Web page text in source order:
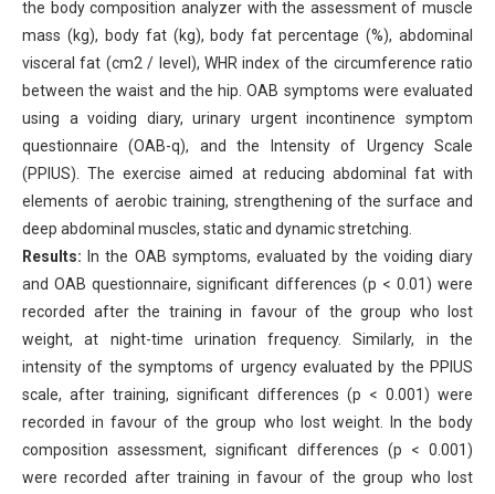
the body composition analyzer with the assessment of muscle
mass (kg), body fat (kg), body fat percentage (%), abdominal
visceral fat (cm2 / level), WHR index of the circumference ratio
between the waist and the hip. OAB symptoms were evaluated
using a voiding diary, urinary urgent incontinence symptom
questionnaire (OAB-q), and the Intensity of Urgency Scale
(PPIUS). The exercise aimed at reducing abdominal fat with
elements of aerobic training, strengthening of the surface and
deep abdominal muscles, static and dynamic stretching.
Results: In the OAB symptoms, evaluated by the voiding diary
and OAB questionnaire, significant differences (p < 0.01) were
recorded after the training in favour of the group who lost
weight, at night-time urination frequency. Similarly, in the
intensity of the symptoms of urgency evaluated by the PPIUS
scale, after training, significant differences (p < 0.001) were
recorded in favour of the group who lost weight. In the body
composition assessment, significant differences (p < 0.001)
were recorded after training in favour of the group who lost